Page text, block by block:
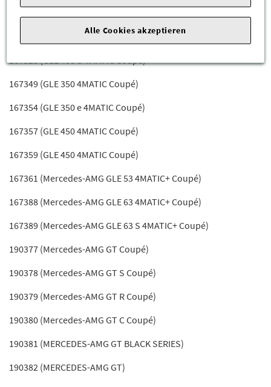
167321 (GLE 350 d 4MATIC Coupé)
167323 (GLE 400 d 4MATIC Coupé)
167349 (GLE 350 4MATIC Coupé)
167354 (GLE 350 e 4MATIC Coupé)
167357 (GLE 450 4MATIC Coupé)
167359 (GLE 450 4MATIC Coupé)
167361 (Mercedes-AMG GLE 53 4MATIC+ Coupé)
167388 (Mercedes-AMG GLE 63 4MATIC+ Coupé)
167389 (Mercedes-AMG GLE 63 S 4MATIC+ Coupé)
190377 (Mercedes-AMG GT Coupé)
190378 (Mercedes-AMG GT S Coupé)
190379 (Mercedes-AMG GT R Coupé)
190380 (Mercedes-AMG GT C Coupé)
190381 (MERCEDES-AMG GT BLACK SERIES)
190382 (MERCEDES-AMG GT)
Alle Cookies akzeptieren